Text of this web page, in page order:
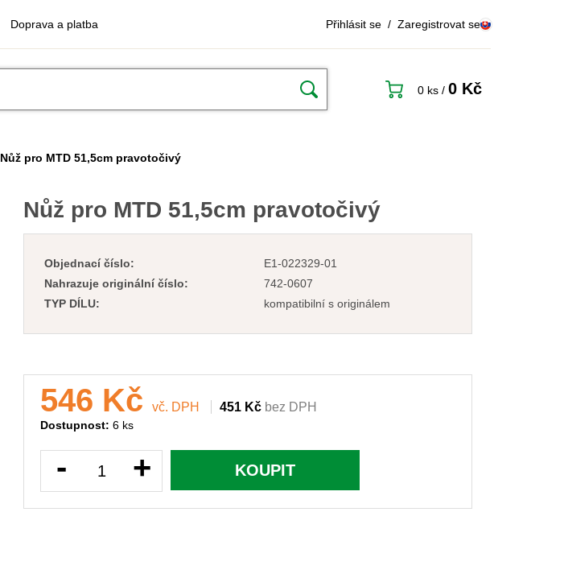
Doprava a platba Přihlásit se / Zaregistrovat se
0 ks / 0 Kč
Nůž pro MTD 51,5cm pravotočivý
Nůž pro MTD 51,5cm pravotočivý
Objednací číslo:
E1-022329-01
Nahrazuje originální číslo:
742-0607
TYP DÍLU:
kompatibilní s originálem
546 Kč vč. DPH 451 Kč bez DPH
Dostupnost: 6 ks
- + KOUPIT